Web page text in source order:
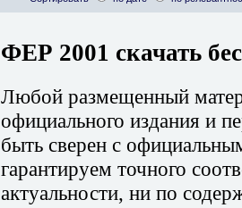
ФЕР 2001 скачать
Любой размещенный
официального издания и
быть сверен с
гарантируем точного
актуальности, ни по